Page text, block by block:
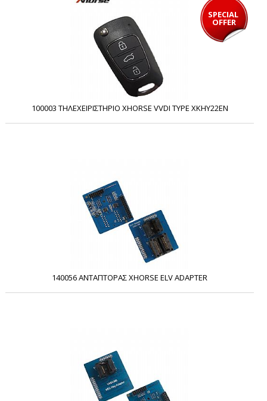
SPECIAL
OFFER
100003 ΤΗΛΕΧΕΙΡΙΣΤΗΡΙΟ XHORSE VVDI TYPE XKHY22ΕΝ
140056 ΑΝΤΑΠΤΟΡΑΣ XHORSE ELV ADAPTER